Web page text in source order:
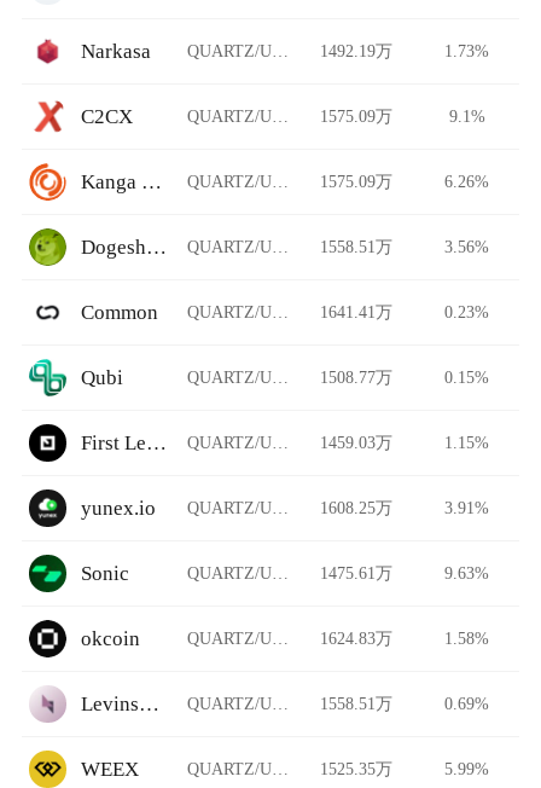
Narkasa QUARTZ/USDT 1492.19万 1.73%
C2CX QUARTZ/USDT 1575.09万 9.1%
Kanga Exchange QUARTZ/USDT 1575.09万 6.26%
Dogeshrek QUARTZ/USDT 1558.51万 3.56%
Common QUARTZ/USDT 1641.41万 0.23%
Qubi QUARTZ/USDT 1508.77万 0.15%
First Ledger QUARTZ/USDT 1459.03万 1.15%
yunex.io QUARTZ/USDT 1608.25万 3.91%
Sonic QUARTZ/USDT 1475.61万 9.63%
okcoin QUARTZ/USDT 1624.83万 1.58%
Levinswap QUARTZ/USDT 1558.51万 0.69%
WEEX QUARTZ/USDT 1525.35万 5.99%